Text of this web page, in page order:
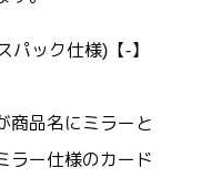
パック仕様)【-】
商品名にミラーと
ラー仕様のカード